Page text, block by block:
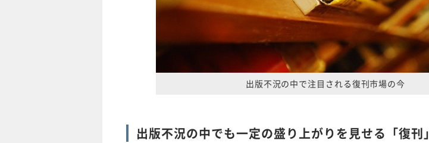
出版不況の中で注目される復刊市場の今
出版不況の中でも一定の盛り上がりを見せる「復刊」